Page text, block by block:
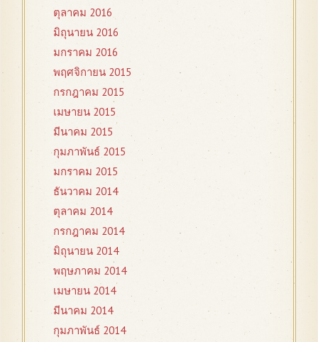
ตุลาคม 2016
มิถุนายน 2016
มกราคม 2016
พฤศจิกายน 2015
กรกฎาคม 2015
เมษายน 2015
มีนาคม 2015
กุมภาพันธ์ 2015
มกราคม 2015
ธันวาคม 2014
ตุลาคม 2014
กรกฎาคม 2014
มิถุนายน 2014
พฤษภาคม 2014
เมษายน 2014
มีนาคม 2014
กุมภาพันธ์ 2014